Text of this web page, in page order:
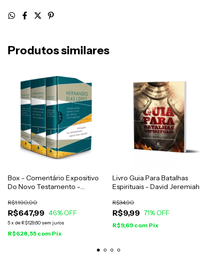
Produtos similares
Box - Comentário Expositivo
Do Novo Testamento -
R$647,99
R$1.190,00
46% OFF
5x de R$129,60 sem juros
R$628,55 com Pix
Livro Guia Para Batalhas
Espirituais - David Jeremiah
R$9,99
R$34,90
71% OFF
R$9,69 com Pix